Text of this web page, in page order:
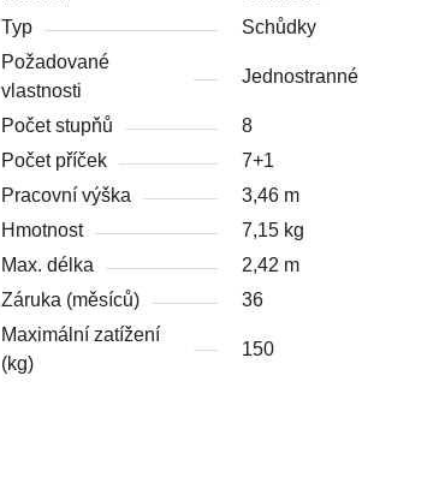
Typ
Schůdky
Požadované
vlastnosti
Jednostranné
Počet stupňů
8
Počet příček
7+1
Pracovní výška
3,46 m
Hmotnost
7,15 kg
Max. délka
2,42 m
Záruka (měsíců)
36
Maximální zatížení
(kg)
150